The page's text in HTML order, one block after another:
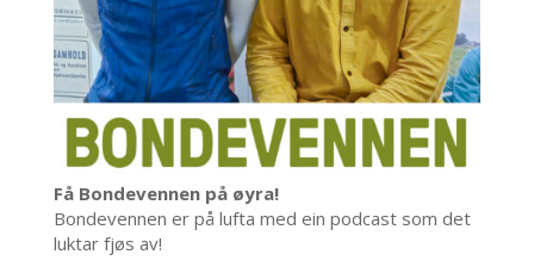
Få Bondevennen på øyra!
Bondevennen er på lufta med ein podcast som det
luktar fjøs av!